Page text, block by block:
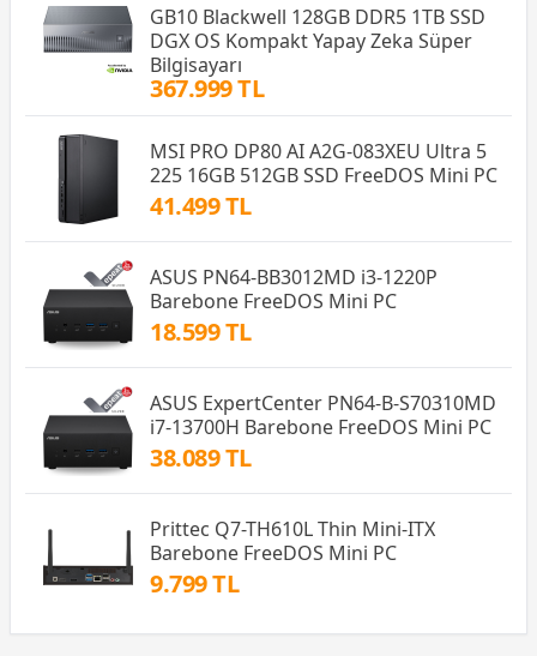
GB10 Blackwell 128GB DDR5 1TB SSD
DGX OS Kompakt Yapay Zeka Süper
Bilgisayarı
367.999 TL
MSI PRO DP80 AI A2G-083XEU Ultra 5
225 16GB 512GB SSD FreeDOS Mini PC
41.499 TL
ASUS PN64-BB3012MD i3-1220P
Barebone FreeDOS Mini PC
18.599 TL
ASUS ExpertCenter PN64-B-S70310MD
i7-13700H Barebone FreeDOS Mini PC
38.089 TL
Prittec Q7-TH610L Thin Mini-ITX
Barebone FreeDOS Mini PC
9.799 TL